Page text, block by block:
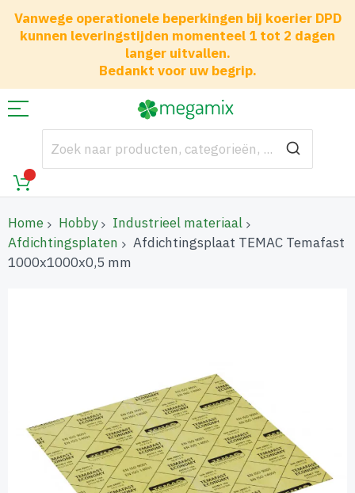
Vanwege operationele beperkingen bij koerier DPD
kunnen leveringstijden momenteel 1 tot 2 dagen
langer uitvallen.
Bedankt voor uw begrip.
Home Hobby
Industrieel materiaal
Afdichtingsplaten
Afdichtingsplaat TEMAC Temafast
1000x1000x0,5 mm